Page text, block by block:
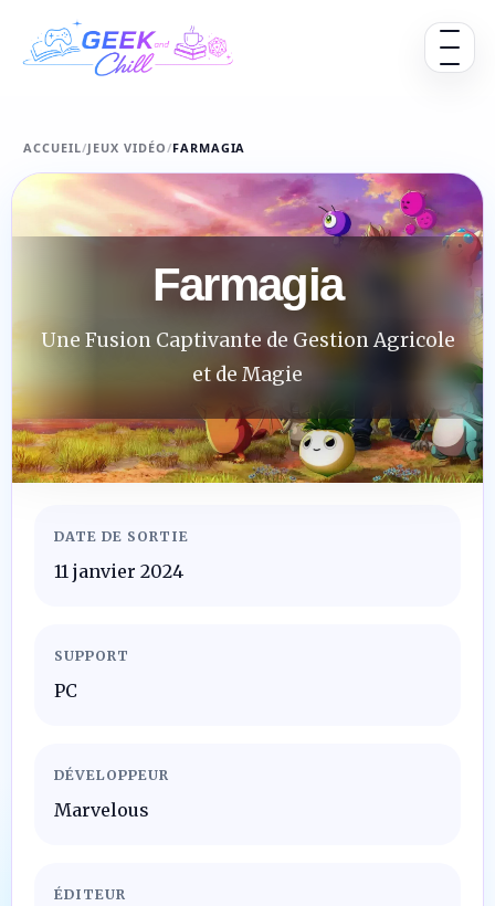
Ouvrir
ACCUEIL/JEUX VIDÉO/FARMAGIA
Farmagia
Une Fusion Captivante de Gestion Agricole
et de Magie
DATE DE SORTIE
11 janvier 2024
SUPPORT
PC
DÉVELOPPEUR
Marvelous
ÉDITEUR